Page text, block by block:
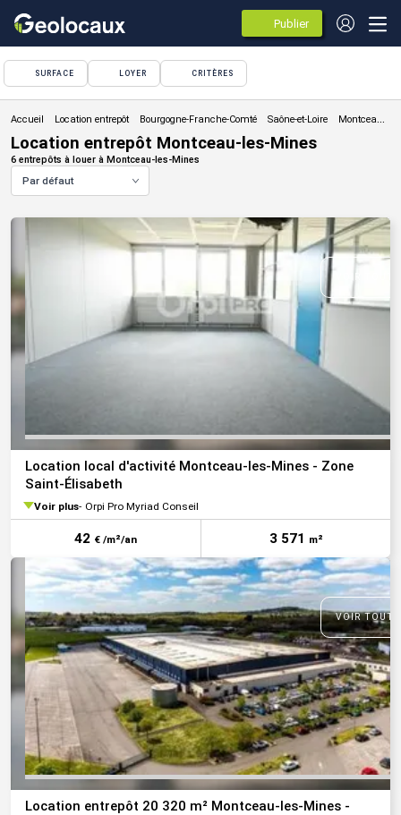
Publier
des
annonces
SURFACE LOYER CRITÈRES
Location entrepôt
Location entrepôt Montceau-les-Mines
6 entrepôts à louer à Montceau-les-Mines
Par défaut
Location local d'activité Montceau-les-Mines - Zone
Saint-Élisabeth
Voir plus Orpi Pro Myriad Conseil
42 € /m²/an 3 571 m²
VOIR
Location entrepôt 20 320 m² Montceau-les-Mines -